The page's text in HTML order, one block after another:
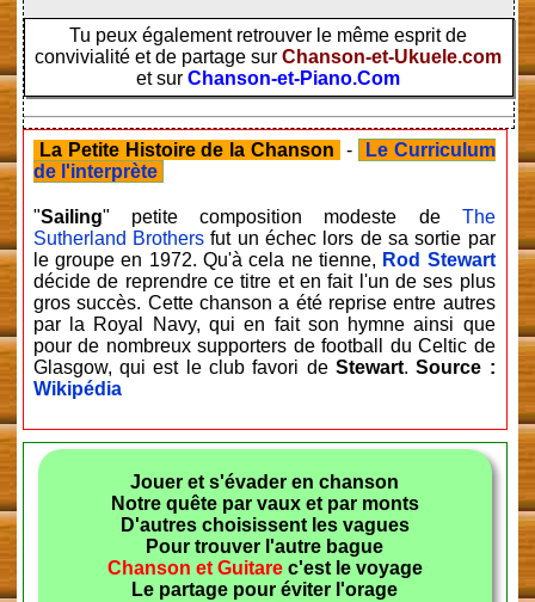
Tu peux également retrouver le même esprit de
convivialité et de partage surChanson-et-Ukuele.com
et surChanson-et-Piano.Com
La Petite Histoire de la Chanson -
Le Curriculum
de l'interprète
"Sailing" petite composition modeste de The
Sutherland Brothers fut un échec lors de sa sortie par
le groupe en 1972. Qu'à cela ne tienne, Rod Stewart
décide de reprendre ce titre et en fait l'un de ses plus
gros succès. Cette chanson a été reprise entre autres
par la Royal Navy, qui en fait son hymne ainsi que
pour de nombreux supporters de football du Celtic de
Glasgow, qui est le club favori deStewart.Source :
Wikipédia
Jouer et s'évader en chanson
Notre quête par vaux et par monts
D'autres choisissent les vagues
Pour trouver l'autre bague
Chanson et Guitarec'est le voyage
Le partage pour éviter l'orage